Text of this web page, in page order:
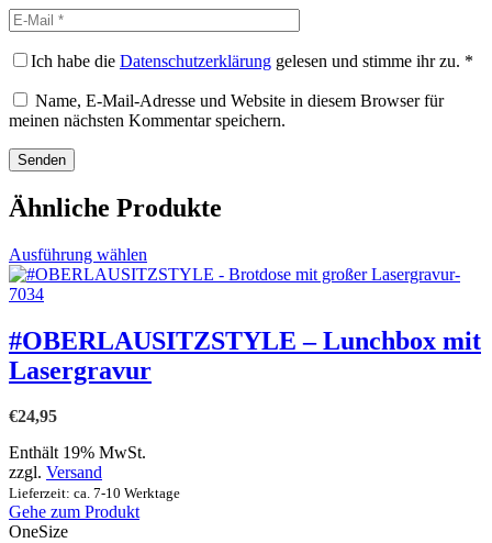
E-
Mail
Ich habe die Datenschutzerklärung gelesen und stimme ihr zu. *
Name, E-Mail-Adresse und Website in diesem Browser für
meinen nächsten Kommentar speichern.
Ähnliche Produkte
Ausführung wählen
Produkt
Varianten
auf.
Die
gewählt
#OBERLAUSITZSTYLE – Lunchbox mit
Lasergravur
€24,95
Enthält 19% MwSt.
zzgl. Versand
Lieferzeit: ca. 7-10 Werktage
Gehe zum Produkt
OneSize